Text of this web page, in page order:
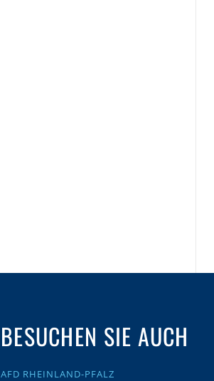
BESUCHEN SIE AUCH
AFD RHEINLAND-PFALZ